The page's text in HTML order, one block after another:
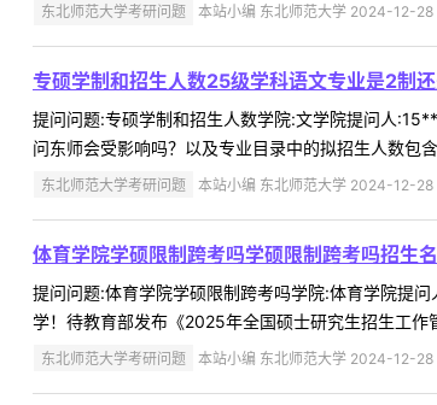
东北师范大学考研问题 本站小编 东北师范大学 2024-12-28
专硕学制和招生人数25级学科语文专业是2制
提问问题:专硕学制和招生人数学院:文学院提问人
问东师会受影响吗？以及专业目录中的拟招生人数包
东北师范大学考研问题 本站小编 东北师范大学 2024-12-28
体育学院学硕限制跨考吗学硕限制跨考吗招生
提问问题:体育学院学硕限制跨考吗学院:体育学院提
学！待教育部发布《2025年全国硕士研究生招生工
东北师范大学考研问题 本站小编 东北师范大学 2024-12-28